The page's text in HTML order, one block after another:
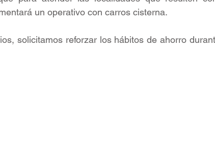
un operativo con carros cisterna.
solicitamos reforzar los hábitos de ahorro